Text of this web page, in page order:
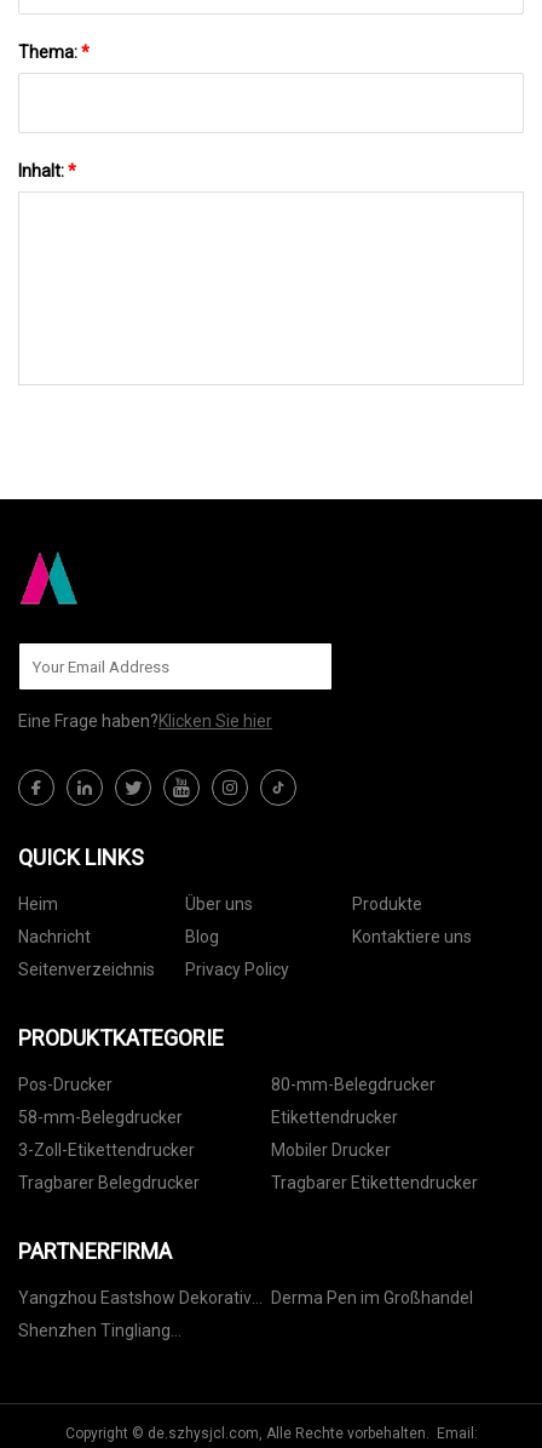
Thema:*
Inhalt:*
Eine Frage haben?Klicken Sie hier
QUICK LINKS
Heim Über uns
Produkte
Nachricht
Blog
Kontaktiere uns
Seitenverzeichnis
Privacy Policy
PRODUKTKATEGORIE
Pos-Drucker
80-mm-Belegdrucker
58-mm-Belegdrucker
Etikettendrucker
3-Zoll-Etikettendrucker
Mobiler Drucker
Tragbarer Belegdrucker
Tragbarer Etikettendrucker
PARTNERFIRMA
Yangzhou Eastshow Dekoratives
Material Co., Ltd
Derma Pen im Großhandel
Shenzhen Tingliang
Copyright © de.szhysjcl.com, Alle Rechte vorbehalten. Email: